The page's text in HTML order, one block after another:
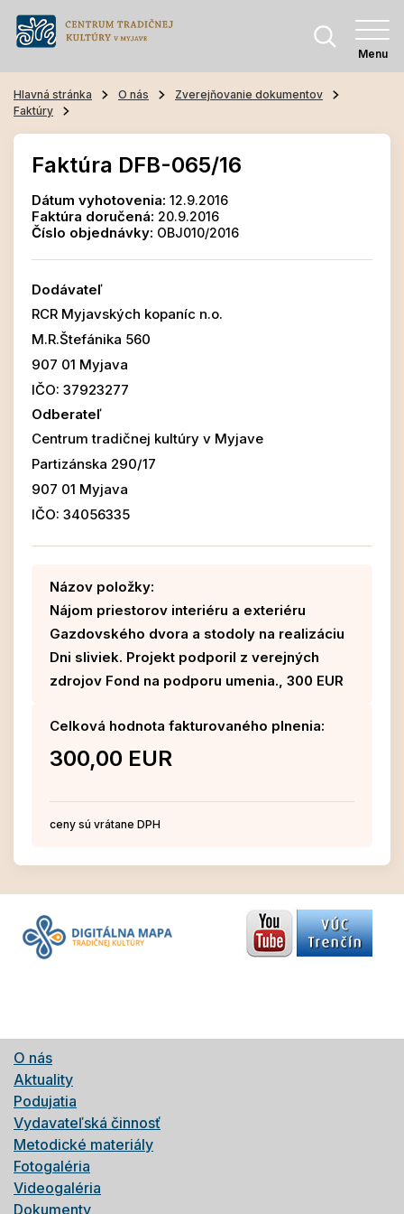
Menu
Hlavná stránka O nás
Zverejňovanie dokumentov
Faktúry
Faktúra DFB-065/16
Dátum vyhotovenia: 12.9.2016
Faktúra doručená: 20.9.2016
Číslo objednávky: OBJ010/2016
Dodávateľ
RCR Myjavských kopaníc n.o.
M.R.Štefánika 560
907 01 Myjava
IČO: 37923277
Odberateľ
Centrum tradičnej kultúry v Myjave
Partizánska 290/17
907 01 Myjava
IČO: 34056335
Názov položky:
Nájom priestorov interiéru a exteriéru
Gazdovského dvora a stodoly na realizáciu
Dni sliviek. Projekt podporil z verejných
zdrojov Fond na podporu umenia., 300 EUR
Celková hodnota fakturovaného plnenia:
300,00 EUR
ceny sú vrátane DPH
O nás
Aktuality
Podujatia
Vydavateľská činnosť
Metodické materiály
Fotogaléria
Videogaléria
Dokumenty